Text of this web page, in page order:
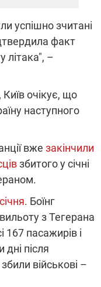
успішно зчитані
факт
літака", –
очікує, що
наступного
вже закінчили
збитого у січні
. Боїнг
з Тегерана
пасажирів і
після
військові –